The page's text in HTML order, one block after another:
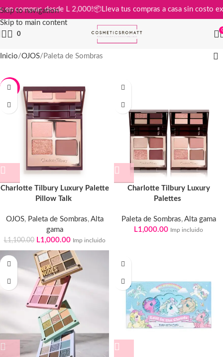
Skip to navigation
Skip to main content
en compras desde L 2,000! 📦Lleva tus compras a casa sin
0
Inicio OJOS Paleta de Sombras
Charlotte Tilbury Luxury Palette
Pillow Talk
OJOS, Paleta de Sombras, Alta
gama
L1,100.00 L1,000.00 Imp incluido
Charlotte Tilbury Luxury
Palettes
Paleta de Sombras, Alta gama
L1,000.00 Imp incluido